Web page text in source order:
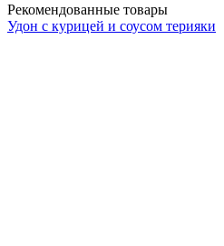
Рекомендованные товары
Удон с курицей и соусом терияки